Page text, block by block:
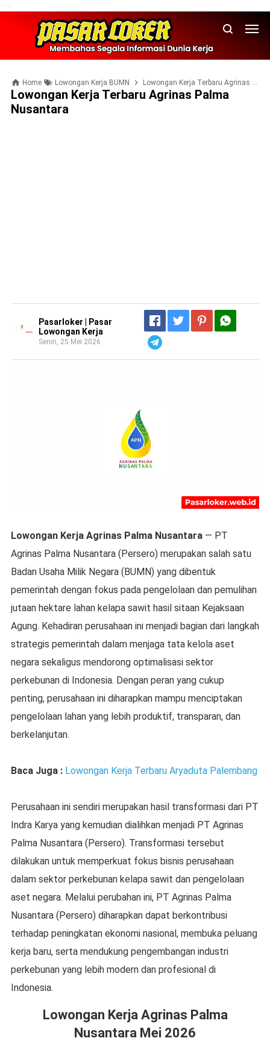
Home Lowongan Kerja BUMN Lowongan Kerja Terbaru Agrinas Palma Nusantara
Lowongan Kerja Terbaru Agrinas Palma
Nusantara
Pasarloker | Pasar
Lowongan Kerja
Senin, 25 Mei 2026
Lowongan Kerja Agrinas Palma Nusantara— PT
Agrinas Palma Nusantara (Persero) merupakan salah satu
Badan Usaha Milik Negara (BUMN) yang dibentuk
pemerintah dengan fokus pada pengelolaan dan pemulihan
jutaan hektare lahan kelapa sawit hasil sitaan Kejaksaan
Agung. Kehadiran perusahaan ini menjadi bagian dari langkah
strategis pemerintah dalam menjaga tata kelola aset
negara sekaligus mendorong optimalisasi sektor
perkebunan di Indonesia. Dengan peran yang cukup
penting, perusahaan ini diharapkan mampu menciptakan
pengelolaan lahan yang lebih produktif, transparan, dan
berkelanjutan.
Baca Juga : Lowongan Kerja Terbaru Aryaduta Palembang
Perusahaan ini sendiri merupakan hasil transformasi dari PT
Indra Karya yang kemudian dialihkan menjadi PT Agrinas
Palma Nusantara (Persero). Transformasi tersebut
dilakukan untuk memperkuat fokus bisnis perusahaan
dalam sektor perkebunan kelapa sawit dan pengelolaan
aset negara. Melalui perubahan ini, PT Agrinas Palma
Nusantara (Persero) diharapkan dapat berkontribusi
terhadap peningkatan ekonomi nasional, membuka peluang
kerja baru, serta mendukung pengembangan industri
perkebunan yang lebih modern dan profesional di
Indonesia.
Lowongan Kerja Agrinas Palma
Nusantara Mei 2026